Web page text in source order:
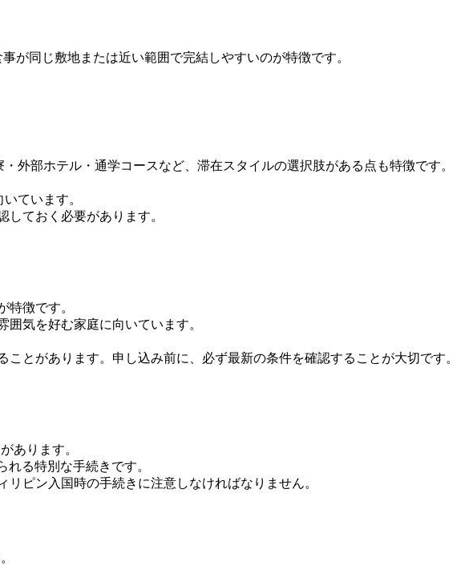
が同じ敷地または近い範囲で完結しやすいのが特徴です。
外部ホテル・通学コースなど、滞在スタイルの選択肢がある点も特徴です。
ています。
ておく必要があります。
特徴です。
気を好む家庭に向いています。
とがあります。申し込み前に、必ず最新の条件を確認することが大切です。
あります。
れる特別な手続きです。
ピン入国時の手続きに注意しなければなりません。